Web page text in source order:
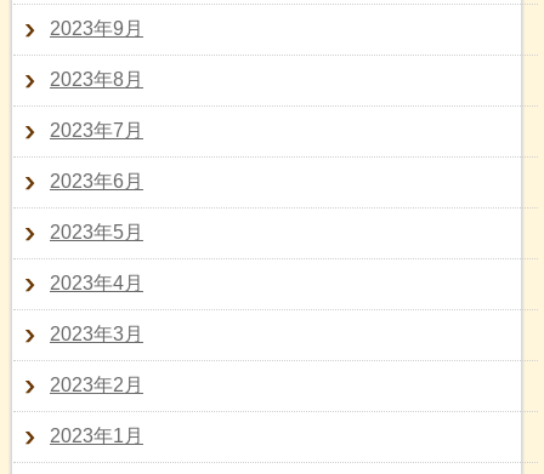
2023年9月
2023年8月
2023年7月
2023年6月
2023年5月
2023年4月
2023年3月
2023年2月
2023年1月